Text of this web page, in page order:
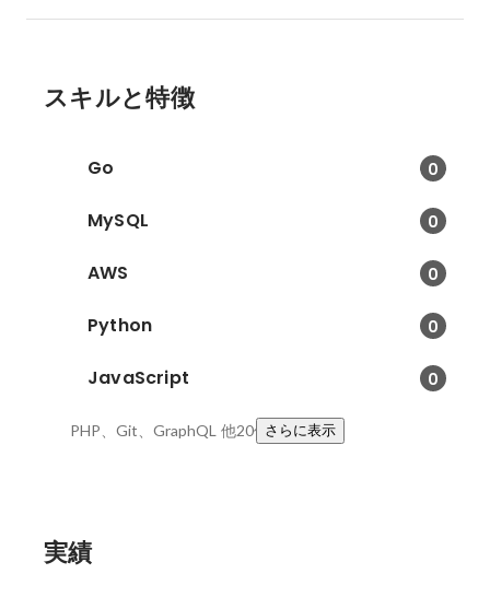
スキルと特徴
Go 0
MySQL 0
AWS 0
Python 0
JavaScript 0
PHP、Git、GraphQL 他20件さらに表示
実績